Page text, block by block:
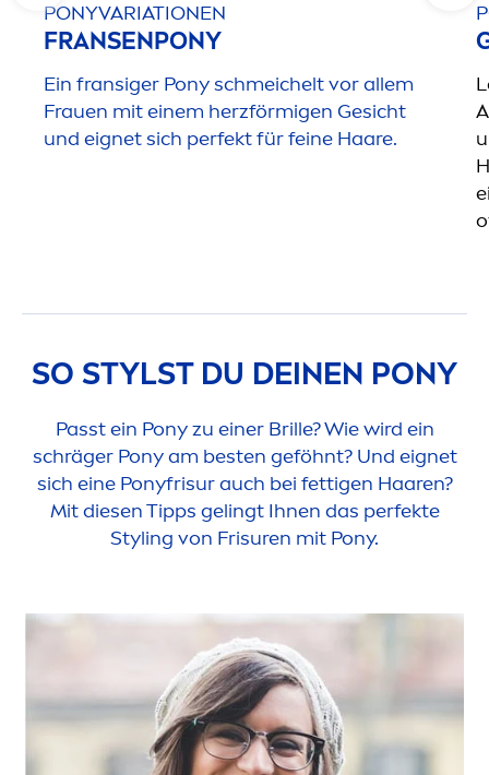
PONYVARIATIONEN
FRANSENPONY
Ein fransiger Pony schmeichelt vor allem
Frauen mit einem herzförmigen Gesicht
und eignet sich perfekt für feine Haare.
SO STYLST DU DEINEN PONY
Passt ein Pony zu einer Brille? Wie wird ein
schräger Pony am besten geföhnt? Und eignet
sich eine Ponyfrisur auch bei fettigen Haaren?
Mit diesen Tipps gelingt Ihnen das perfekte
Styling von Frisuren mit Pony.